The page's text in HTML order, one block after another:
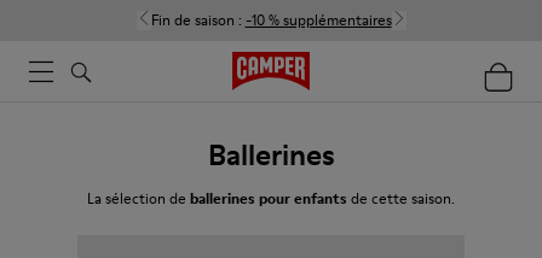
Fin de saison : -10 % supplémentaires
Ballerines
La sélection de ballerines pour enfants de cette saison.